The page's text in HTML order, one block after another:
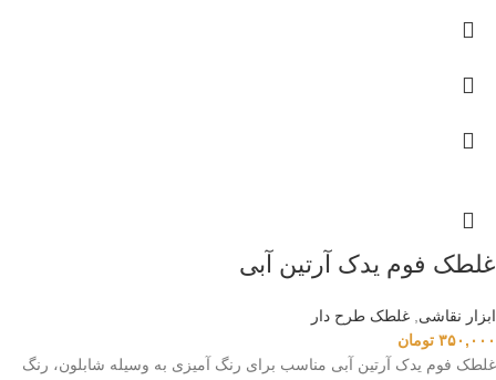
غلطک فوم یدک آرتین آبی
ابزار نقاشی غلطک طرح دار
۳۵۰,۰۰۰ تومان
غلطک فوم یدک آرتین آبی مناسب برای رنگ آمیزی به وسیله شابلون، رنگ